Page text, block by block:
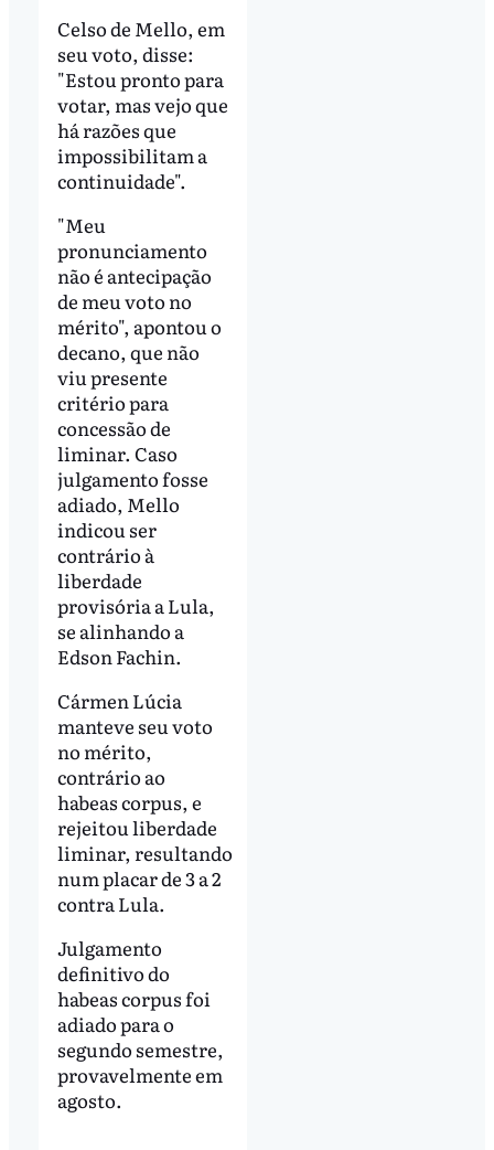
Celso de Mello, em
seu voto, disse:
"Estou pronto para
votar, mas vejo que
há razões que
impossibilitam a
continuidade".
"Meu
pronunciamento
não é antecipação
de meu voto no
mérito", apontou o
decano, que não
viu presente
critério para
concessão de
liminar. Caso
julgamento fosse
adiado, Mello
indicou ser
contrário à
liberdade
provisória a Lula,
se alinhando a
Edson Fachin.
Cármen Lúcia
manteve seu voto
no mérito,
contrário ao
habeas corpus, e
rejeitou liberdade
liminar, resultando
num placar de 3 a 2
contra Lula.
Julgamento
definitivo do
habeas corpus foi
adiado para o
segundo semestre,
provavelmente em
agosto.